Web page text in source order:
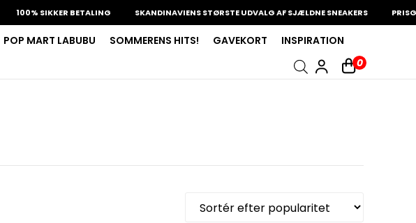
100% SIKKER BETALING SKANDINAVIENS STØRSTE UDVALG AF SJÆLDNE SNEAKERS
POP MART LABUBU SOMMERENS HITS! GAVEKORT
INSPIRATION
0